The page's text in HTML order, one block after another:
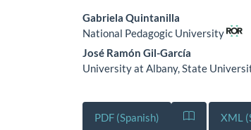
Gabriela Quintanilla
National Pedagogic University
José Ramón Gil-García
University at Albany, State
PDF (Spanish) XML